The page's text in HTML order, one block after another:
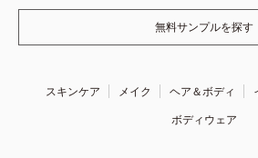
無料サンプルを探す
スキンケア メイク ヘア＆ボディ
ボディウェア